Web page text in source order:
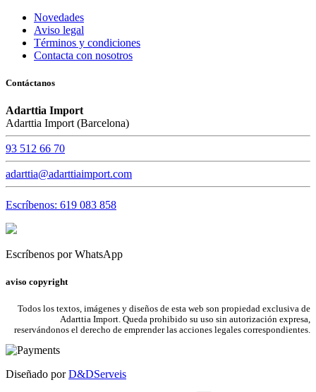
Novedades
Aviso legal
Términos y condiciones
Contacta con nosotros
Contáctanos
Adarttia Import
Adarttia Import (Barcelona)
93 512 66 70
adarttia@adarttiaimport.com
Escríbenos: 619 083 858
Escríbenos por WhatsApp
aviso copyright
Todos los textos, imágenes y diseños de esta web son propiedad exclusiva de
Adarttia Import. Queda prohibido su uso sin autorización expresa,
reservándonos el derecho de emprender las acciones legales correspondientes.
Diseñado porD&DServeis